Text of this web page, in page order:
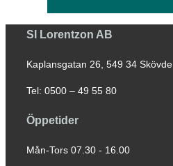
SI Lorentzon AB
Kaplansgatan 26, 549 34 Skövde
Tel: 0500 – 49 55 80
Öppetider
Mån-Tors 07.30 - 16.00